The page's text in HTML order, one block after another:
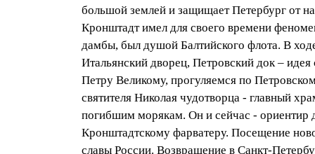
большой землей и защищает Петербург от
Кронштадт имел для своего времени
дамбы, был душой Балтийского флота. В
Итальянский дворец, Петровский док –
Петру Великому, прогуляемся по
святителя Николая чудотворца - главный
погибшим морякам. Он и сейчас - ориентир
Кронштадтскому фарватеру. Посещение
славы России. Возвращение в Санкт-